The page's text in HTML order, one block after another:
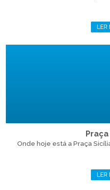
LER
Onde hoje está a Praça
LER